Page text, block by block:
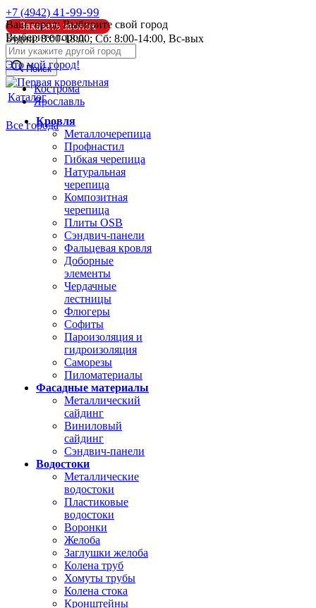
Ваш город: Выбирите свой город
Выберите город:
Это мой город!
Кострома
Ярославль
Все города
+7 (4942) 41-99-99
Заказать звонок
Будни: 8:00-18:00; Сб: 8:00-14:00, Вс-вых
info@pk44.ru
Поиск
Каталог
Кровля
Металлочерепица
Профнастил
Гибкая черепица
Натуральная
черепица
Композитная
черепица
Плиты OSB
Сэндвич-панели
Фальцевая кровля
Доборные
элементы
Чердачные
лестницы
Флюгеры
Софиты
Пароизоляция и
гидроизоляция
Саморезы
Пиломатериалы
Фасадные материалы
Металлический
сайдинг
Виниловый
сайдинг
Сэндвич-панели
Водостоки
Металлические
водостоки
Пластиковые
водостоки
Воронки
Желоба
Заглушки желоба
Колена труб
Хомуты трубы
Колена стока
Кронштейны